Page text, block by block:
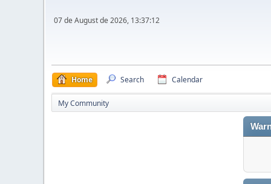
07 de August de 2026, 13:37:12
Home Search Calendar
My Community